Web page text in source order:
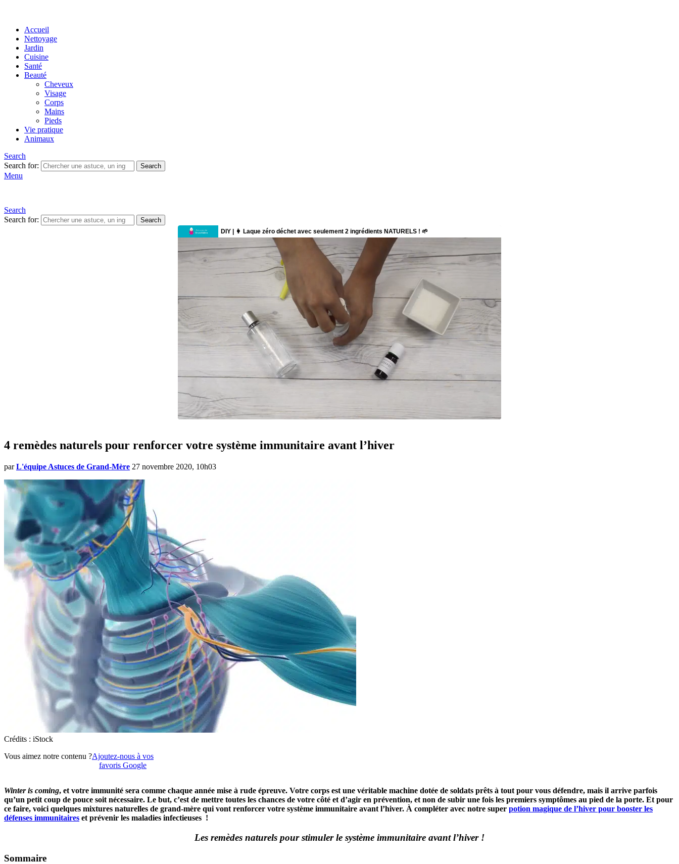
Accueil
Nettoyage
Jardin
Cuisine
Santé
Beauté
Cheveux
Visage
Corps
Mains
Pieds
Vie pratique
Animaux
Search
Search for:
Search
Menu
Search
Search for:
Search
4 remèdes naturels pour renforcer votre système immunitaire avant l’hiver
par L'équipe Astuces de Grand-Mère 27 novembre 2020, 10h03
Crédits : iStock
Vous aimez notre contenu ?Ajoutez-nous à vos
favoris Google
Winter is coming, et votre immunité sera comme chaque année mise à rude épreuve. Votre corps est une véritable machine dotée de soldats prêts à tout pour vous défendre, mais il arrive parfois
qu’un petit coup de pouce soit nécessaire. Le but, c’est de mettre toutes les chances de votre côté et d’agir en prévention, et non de subir une fois les premiers symptômes au pied de la porte. Et pour
ce faire, voici quelques mixtures naturelles de grand-mère qui vont renforcer votre système immunitaire avant l’hiver. À compléter avec notre super potion magique de l’hiver pour booster les
défenses immunitaires et prévenir les maladies infectieuses !
Les remèdes naturels pour stimuler le système immunitaire avant l’hiver !
Sommaire